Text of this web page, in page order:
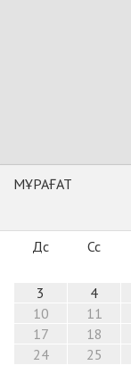
МҰРАҒАТ
Дс Сс
3
4
10
11
17
18
24
25